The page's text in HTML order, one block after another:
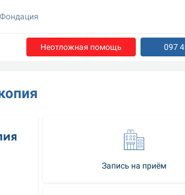
Неотложная помощь 097
Запись на приём
Фондация